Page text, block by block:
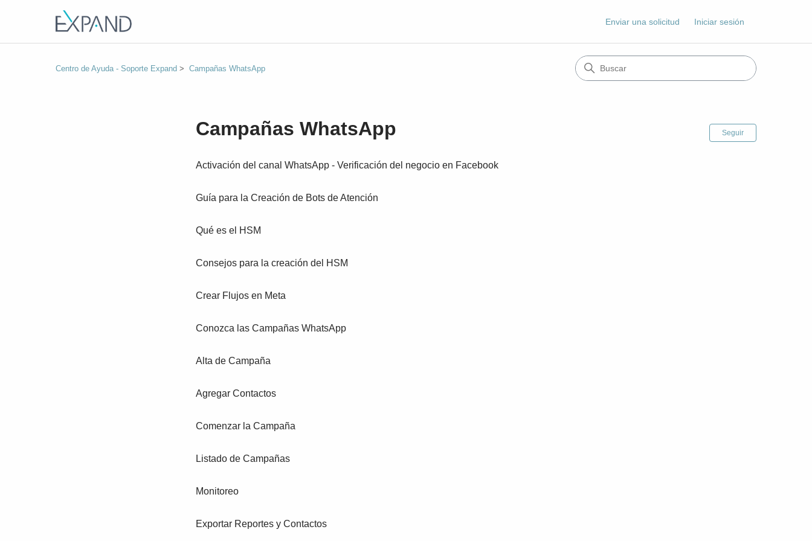
Enviar una solicitud Iniciar sesión
Centro de Ayuda - Soporte Expand Campañas WhatsApp
Campañas WhatsApp Seguir
Activación del canal WhatsApp - Verificación del negocio en Facebook
Guía para la Creación de Bots de Atención
Qué es el HSM
Consejos para la creación del HSM
Crear Flujos en Meta
Conozca las Campañas WhatsApp
Alta de Campaña
Agregar Contactos
Comenzar la Campaña
Listado de Campañas
Monitoreo
Exportar Reportes y Contactos